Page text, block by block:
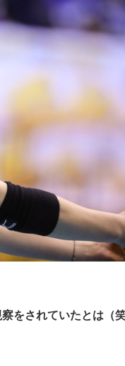
をされていたとは（笑